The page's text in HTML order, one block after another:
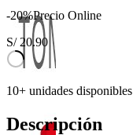
-20%Precio Online
S/ 20.90
10+ unidades disponibles
Descripción